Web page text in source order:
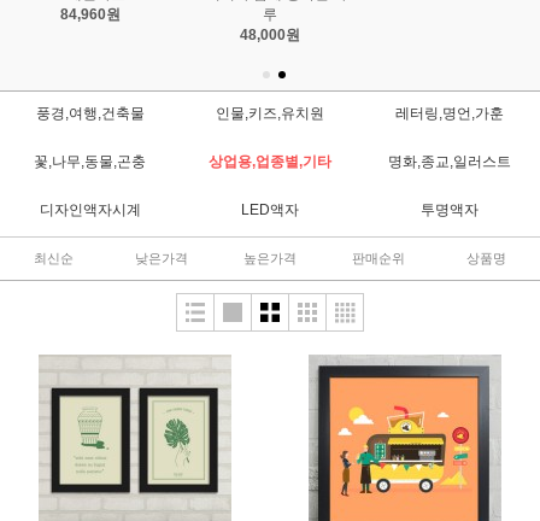
86,400원
69,120원
풍경,여행,건축물 인물,키즈,유치원 레터링,명언,가훈
꽃,나무,동물,곤충 상업용,업종별,기타 명화,종교,일러스트
디자인액자시계 LED액자 투명액자
최신순 낮은가격 높은가격 판매순위 상품명